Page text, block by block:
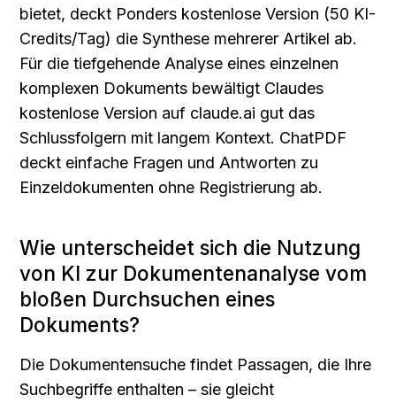
bietet, deckt Ponders kostenlose Version (50 KI-
Credits/Tag) die Synthese mehrerer Artikel ab.
Für die tiefgehende Analyse eines einzelnen
komplexen Dokuments bewältigt Claudes
kostenlose Version auf claude.ai gut das
Schlussfolgern mit langem Kontext. ChatPDF
deckt einfache Fragen und Antworten zu
Einzeldokumenten ohne Registrierung ab.
Wie unterscheidet sich die Nutzung
von KI zur Dokumentenanalyse vom
bloßen Durchsuchen eines
Dokuments?
Die Dokumentensuche findet Passagen, die Ihre
Suchbegriffe enthalten – sie gleicht